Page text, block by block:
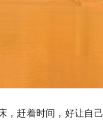
，赶着时间，好让自